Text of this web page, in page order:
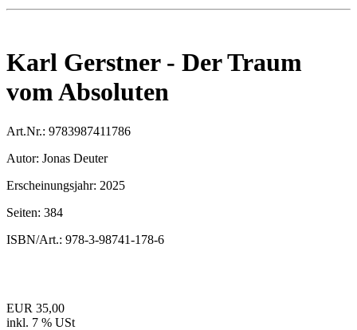
Karl Gerstner - Der Traum
vom Absoluten
Art.Nr.: 9783987411786
Autor: Jonas Deuter
Erscheinungsjahr: 2025
Seiten: 384
ISBN/Art.: 978-3-98741-178-6
EUR 35,00
inkl. 7 % USt